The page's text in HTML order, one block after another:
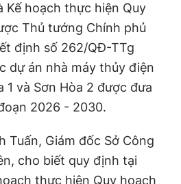
Kế hoạch thực hiện Quy
Thủ tướng Chính phủ
định số 262/QĐ-TTg
dự án nhà máy thủy điện
1 và Sơn Hòa 2 được đưa
2026 - 2030.
Tuấn, Giám đốc Sở Công
cho biết quy định tại
thực hiện Quy hoạch